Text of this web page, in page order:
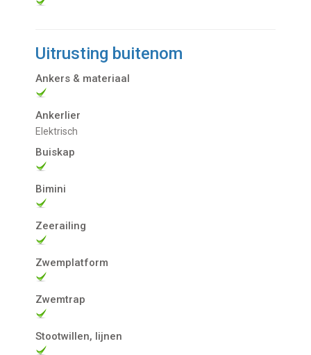
Uitrusting buitenom
Ankers & materiaal
Ankerlier
Elektrisch
Buiskap
Bimini
Zeerailing
Zwemplatform
Zwemtrap
Stootwillen, lijnen